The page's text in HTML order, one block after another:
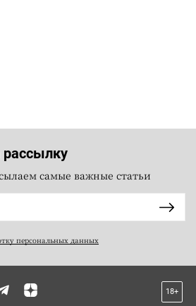
самые важные статьи
персональных данных
18+